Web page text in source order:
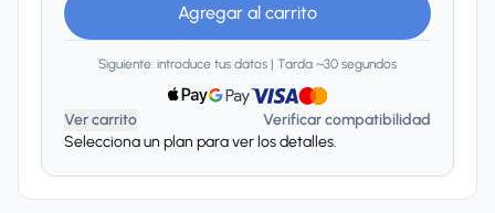
Agregar al carrito
Siguiente: introduce tus datos | Tarda ~30 segundos
Ver carrito
Verificar compatibilidad
Selecciona un plan para ver los detalles.